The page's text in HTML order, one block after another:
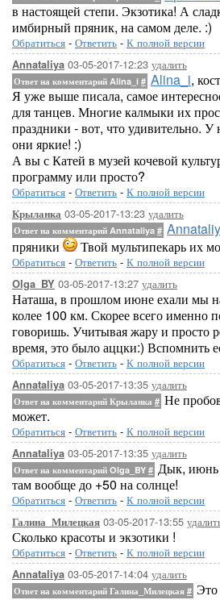
в настоящей степи. Экзотика! А
имбирный пряник, на самом деле. :)
Обратиться - Ответить - К полной версии
Annataliya 03-05-2017-12:23 удалить
Ответ на комментарий Alina_i # Alina_i,
Я уже выше писала, самое
для танцев. Многие калмыки их
праздники - вот, что удивительно. У
они яркие! :)
А вы с Катей в музей кочевой
программу или просто?
Обратиться - Ответить - К полной версии
Крыланка 03-05-2017-13:23 удалить
Ответ на комментарий Annataliya #
пряники
Твой мультипекарь их
Обратиться - Ответить - К полной версии
Olga_BY 03-05-2017-13:27 удалить
Наташа, в прошлом июне ехали мы
колее 100 км. Скорее всего именно
говоришь. Учитывая жару и просто
время, это было аццки:) Вспомнить
Обратиться - Ответить - К полной версии
Annataliya 03-05-2017-13:35 удалить
Ответ на комментарий Крыланка # Не
может.
Обратиться - Ответить - К полной версии
Annataliya 03-05-2017-13:35 удалить
Ответ на комментарий Olga_BY # Дык, июнь
там вообще до +50 на солнце!
Обратиться - Ответить - К полной версии
Галина_Милецкая 03-05-2017-13:55
Сколько красоты и экзотики !
Обратиться - Ответить - К полной версии
Annataliya 03-05-2017-14:04 удалить
Ответ на комментарий Галина_Милецкая # Это